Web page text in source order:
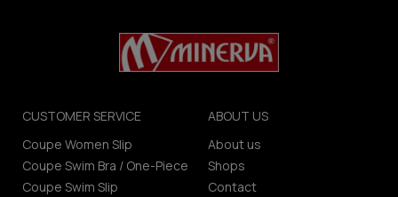
CUSTOMER SERVICE
Coupe Women Slip
Coupe Swim Bra / One-Piece
Coupe Swim Slip
ABOUT US
About us
Shops
Contact